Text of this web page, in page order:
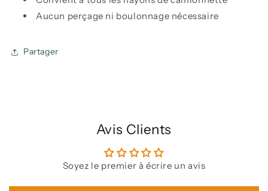
Aucun perçage ni boulonnage nécessaire
Partager
Avis Clients
Soyez le premier à écrire un avis